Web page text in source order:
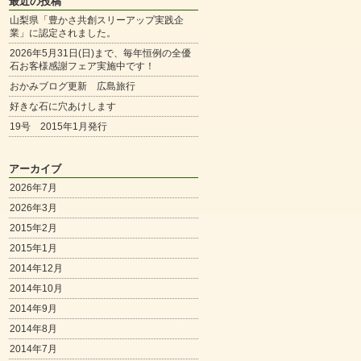
山梨県「豊かさ共創スリーアップ実践企
業」に認定されました。
2026年5月31日(日)まで、毎年恒例の全優
石お客様感謝フェア実施中です！
おかみブログ更新 広島旅行
好きな石に穴あけします
19号 2015年1月発行
アーカイブ
2026年7月
2026年3月
2015年2月
2015年1月
2014年12月
2014年10月
2014年9月
2014年8月
2014年7月